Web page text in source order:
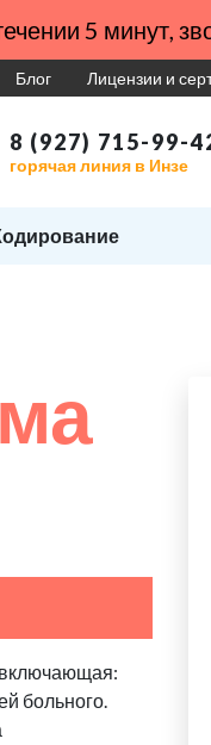
5 минут,
Блог Лицензии и
8 (927) 715-99-
горячая линия в Инзе
включающая:
больного.